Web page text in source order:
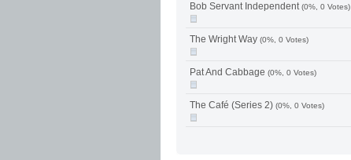
Bob Servant Independent(0%, 0 Votes)
The Wright Way (0%, 0 Votes)
Pat And Cabbage (0%, 0 Votes)
The Café (Series 2) (0%, 0 Votes)